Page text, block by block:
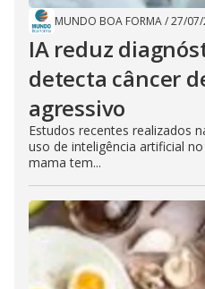
MUNDO BOA FORMA/27/
IA reduz
detecta câncer
agressivo
Estudos recentes realizados
uso de inteligência artificial
mama tem...